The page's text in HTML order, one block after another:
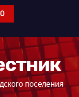
поселения